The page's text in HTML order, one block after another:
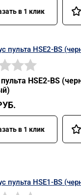
в 1 клик
HSE2-BS
в 1 клик